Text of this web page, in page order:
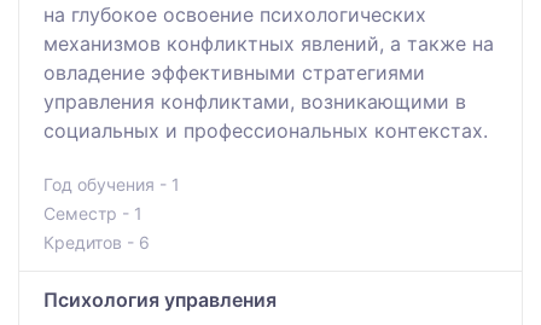
на глубокое освоение психологических
механизмов конфликтных явлений, а также на
овладение эффективными стратегиями
управления конфликтами, возникающими в
социальных и профессиональных контекстах.
Год обучения - 1
Семестр - 1
Кредитов - 6
Психология управления